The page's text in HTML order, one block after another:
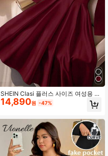
SHEIN Clasi 플러스 사이즈 여성용 우
아한 칼라 긴소매 하프 플래킷 신치 허
리 캐주얼 롱 드레스, 겨울
14,890원 -47%